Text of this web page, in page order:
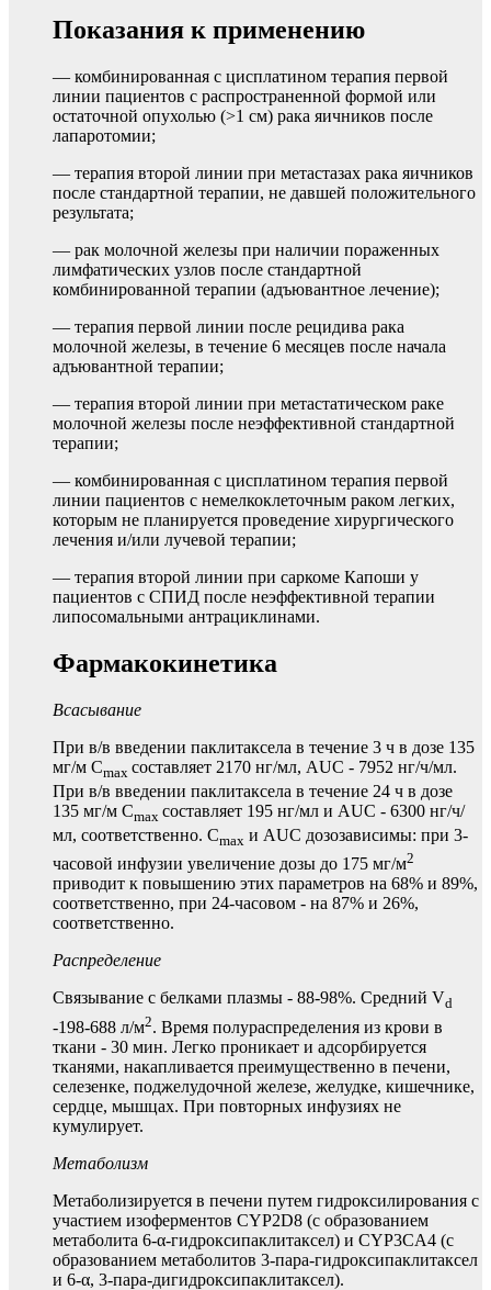
Показания к применению
— комбинированная с цисплатином терапия первой
линии пациентов с распространенной формой или
остаточной опухолью (>1 см) рака яичников после
лапаротомии;
— терапия второй линии при метастазах рака яичников
после стандартной терапии, не давшей положительного
результата;
— рак молочной железы при наличии пораженных
лимфатических узлов после стандартной
комбинированной терапии (адъювантное лечение);
— терапия первой линии после рецидива рака
молочной железы, в течение 6 месяцев после начала
адъювантной терапии;
— терапия второй линии при метастатическом раке
молочной железы после неэффективной стандартной
терапии;
— комбинированная с цисплатином терапия первой
линии пациентов с немелкоклеточным раком легких,
которым не планируется проведение хирургического
лечения и/или лучевой терапии;
— терапия второй линии при саркоме Капоши у
пациентов с СПИД после неэффективной терапии
липосомальными антрациклинами.
Фармакокинетика
Всасывание
При в/в введении паклитаксела в течение 3 ч в дозе 135
мг/м Cmax составляет 2170 нг/мл, AUC - 7952 нг/ч/мл.
При в/в введении паклитаксела в течение 24 ч в дозе
135 мг/м Cmax составляет 195 нг/мл и AUC - 6300 нг/ч/
мл, соответственно. Cmax и AUC дозозависимы: при 3-
часовой инфузии увеличение дозы до 175 мг/м2
приводит к повышению этих параметров на 68% и 89%,
соответственно, при 24-часовом - на 87% и 26%,
соответственно.
Распределение
Связывание с белками плазмы - 88-98%. Средний Vd
-198-688 л/м2. Время полураспределения из крови в
ткани - 30 мин. Легко проникает и адсорбируется
тканями, накапливается преимущественно в печени,
селезенке, поджелудочной железе, желудке, кишечнике,
сердце, мышцах. При повторных инфузиях не
кумулирует.
Метаболизм
Метаболизируется в печени путем гидроксилирования с
участием изоферментов CYP2D8 (с образованием
метаболита 6-α-гидроксипаклитаксел) и CYP3CA4 (с
образованием метаболитов 3-пара-гидроксипаклитаксел
и 6-α, 3-пара-дигидроксипаклитаксел).